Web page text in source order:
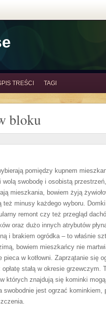
TREŚCI TAGI
bloku
pomiędzy kupnem
swobodę i osobistą
mieszkania, bowiem żyją
minusy każdego wyboru.
remont czy też przegląd
oraz dużo innych atrybutów
i brakiem ogródka – to właśnie
bowiem mieszkańcy nie
pieca w kotłowni. Zaprzątanie się
stałą w okresie
których znajdują się kominki
jest ogrzać kominkiem,